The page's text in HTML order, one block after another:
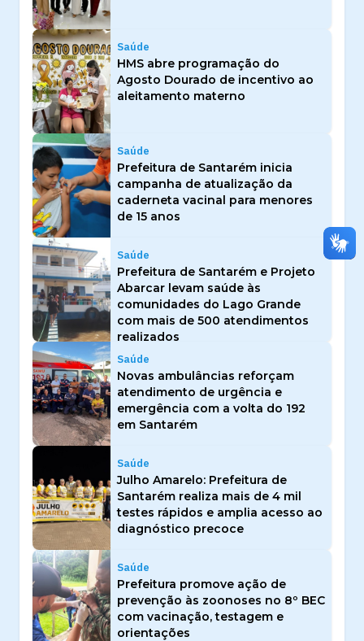
Saúde
HMS abre programação do
Agosto Dourado de incentivo ao
aleitamento materno
Saúde
Prefeitura de Santarém inicia
campanha de atualização da
caderneta vacinal para menores
de 15 anos
Saúde
Prefeitura de Santarém e Projeto
Abarcar levam saúde às
comunidades do Lago Grande
com mais de 500 atendimentos
realizados
Saúde
Novas ambulâncias reforçam
atendimento de urgência e
emergência com a volta do 192
em Santarém
Saúde
Julho Amarelo: Prefeitura de
Santarém realiza mais de 4 mil
testes rápidos e amplia acesso ao
diagnóstico precoce
Saúde
Prefeitura promove ação de
prevenção às zoonoses no 8º BEC
com vacinação, testagem e
orientações